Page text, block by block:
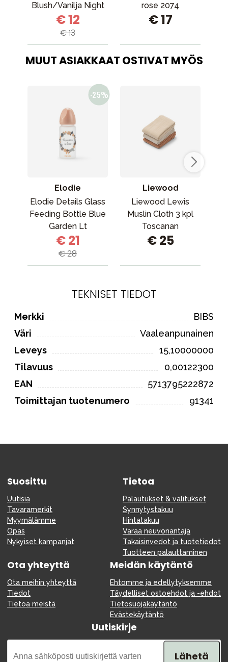
Blush/Vanilja Night
€ 12
€ 13
rose 2074
€ 17
MUUT ASIAKKAAT OSTIVAT MYÖS
Elodie
Elodie Details Glass
Feeding Bottle Blue
Garden Lt
Placement
€ 21
€ 28
Liewood
Liewood Lewis
Muslin Cloth 3 kpl
Toscanan
ruususekoitus
€ 25
TEKNISET TIEDOT
Merkki
BIBS
Väri
Vaaleanpunainen
Leveys
15,10000000
Tilavuus
0,00122300
EAN
5713795222872
Toimittajan tuotenumero
91341
Suosittu
Uutisia
Tavaramerkit
Myymälämme
Opas
Nykyiset kampanjat
Tietoa
Palautukset & valitukset
Synnytystakuu
Hintatakuu
Varaa neuvonantaja
Takaisinvedot ja tuotetiedot
Tuotteen palauttaminen
Ota yhteyttä
Ota meihin yhteyttä
Tiedot
Tietoa meistä
Meidän käytäntö
Ehtomme ja edellytyksemme
Täydelliset ostoehdot ja -ehdot
Tietosuojakäytäntö
Evästekäytäntö
Uutiskirje
Lähetä